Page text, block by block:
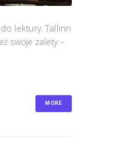
lektury. Tallinn
swoje zalety –
MORE